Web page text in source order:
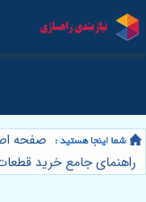
صفحه
راهنمای جامع خرید